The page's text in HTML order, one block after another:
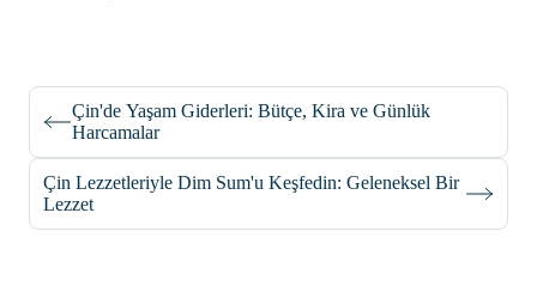
Çin'de Yaşam Giderleri: Bütçe, Kira ve Günlük
Harcamalar
Çin Lezzetleriyle Dim Sum'u Keşfedin: Geleneksel Bir
Lezzet